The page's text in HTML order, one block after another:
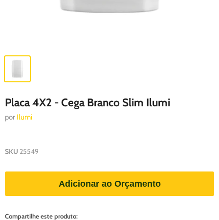
Placa 4X2 - Cega Branco Slim Ilumi
por Ilumi
SKU 25549
Adicionar ao Orçamento
Compartilhe este produto: